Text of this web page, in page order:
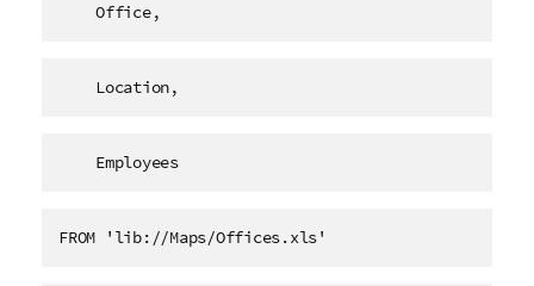
    Office,
    Location,
    Employees
FROM 'lib://Maps/Offices.xls'